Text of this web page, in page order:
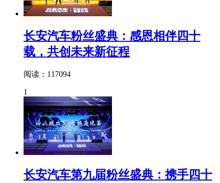
长安汽车粉丝盛典：感恩相伴四十
载，共创未来新征程
阅读：117094
1
长安汽车第九届粉丝盛典：携手四十